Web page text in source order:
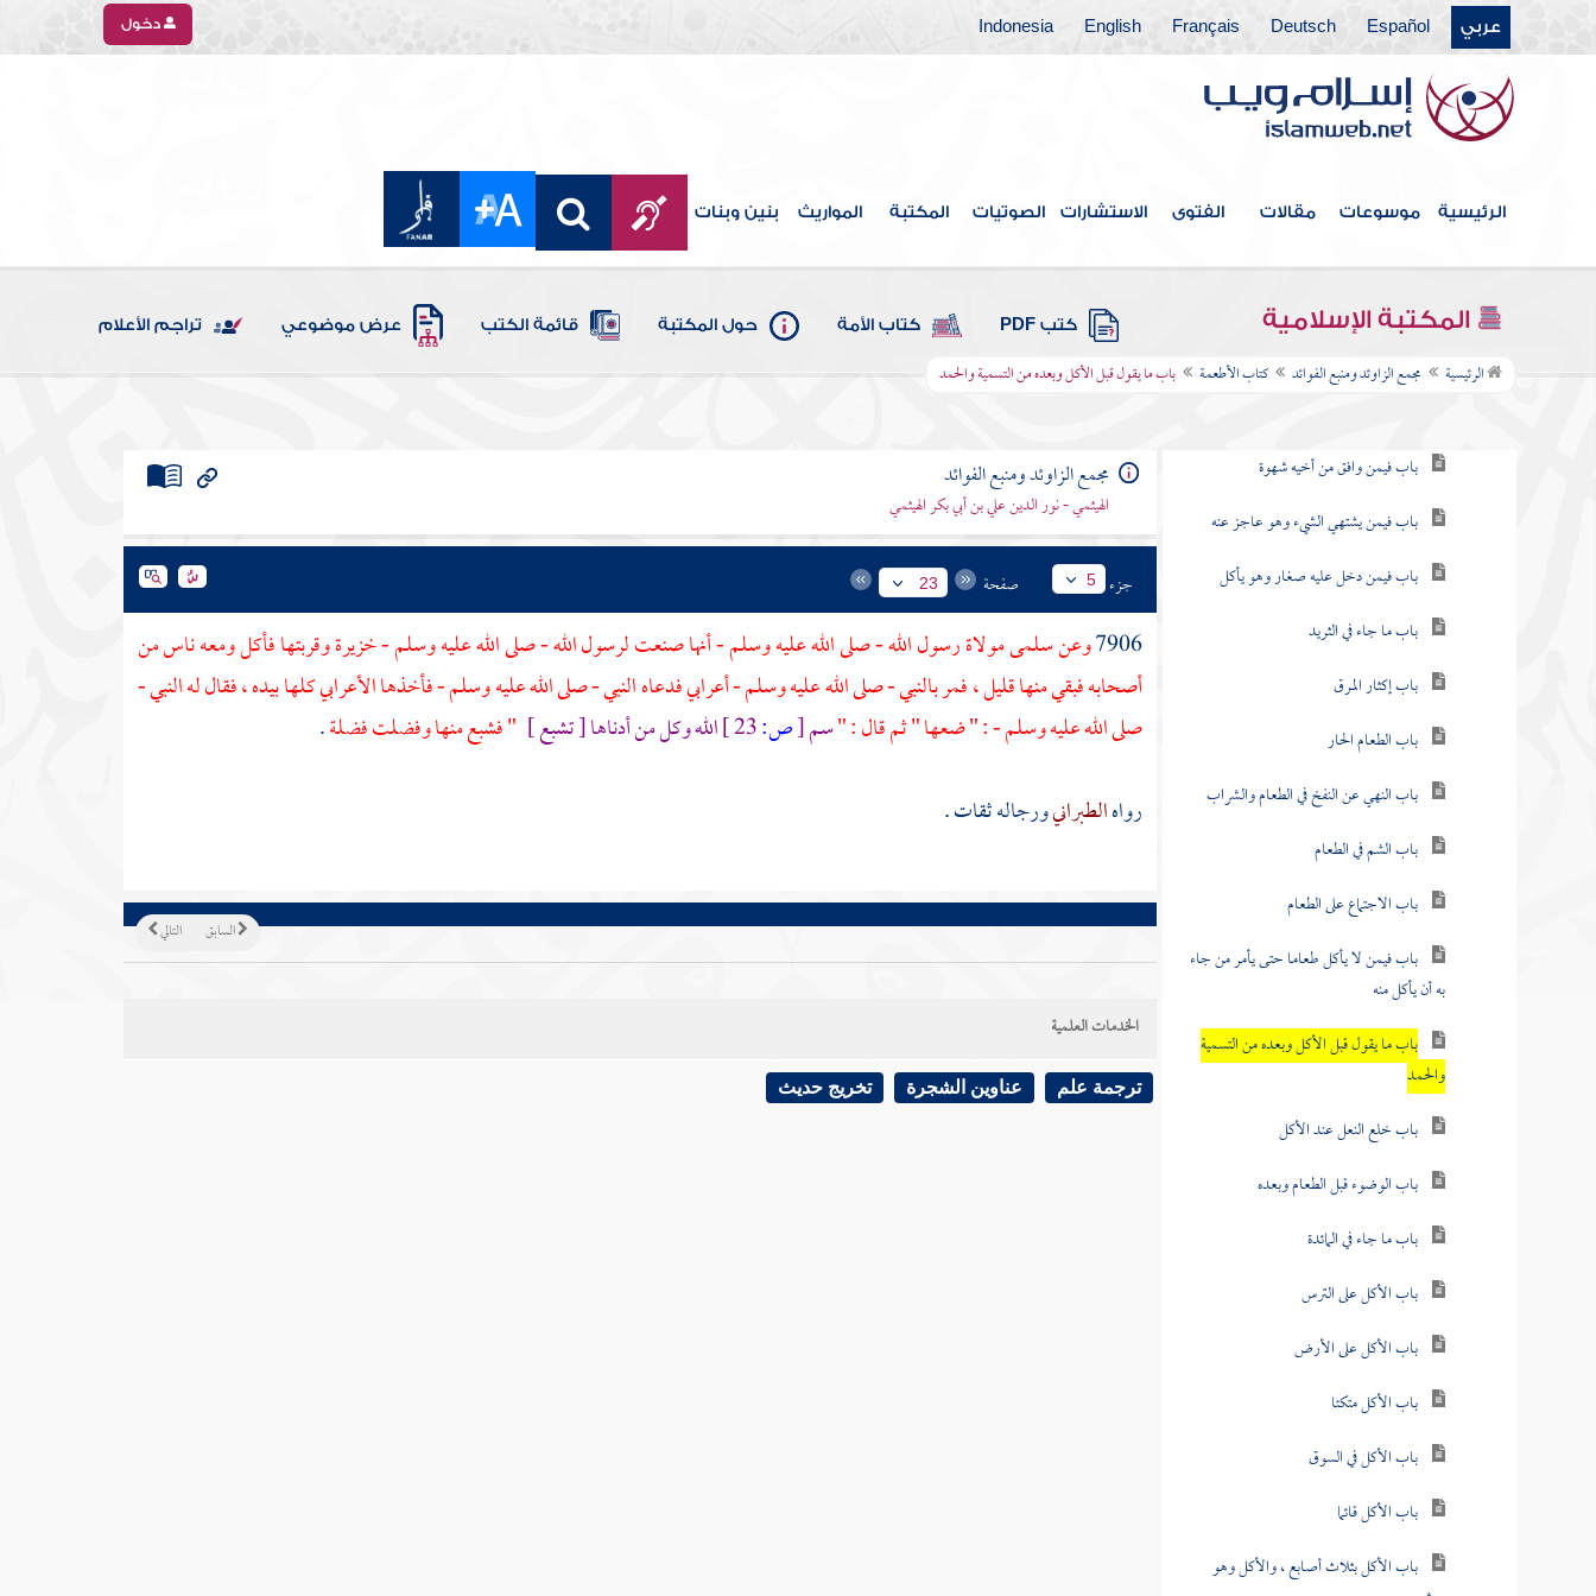
عربي Español
Deutsch
Français
English
Indonesia دخول
الرئيسية موسوعات مقالات الفتوى الاستشارات الصوتيات المكتبة المواريث بنين وبنات
المكتبة الإسلامية كتب PDF كتاب الأمة حول المكتبة قائمة الكتب عرض موضوعي تراجم الأعلام
الرئيسية مجمع الزاوئد ومنبع الفوائد كتاب الأطعمة باب ما يقول قبل الأكل وبعده من التسمية والحمد
كتاب الأحكام
كتاب الوصايا
كتاب الفرائض
كتاب العتق
كتاب النكاح
كتاب الطلاق
كتاب الأطعمة
باب فيمن وافق من أخيه شهوة
باب فيمن يشتهي الشيء وهو عاجز عنه
باب فيمن دخل عليه صغار وهو يأكل
باب ما جاء في الثريد
باب إكثار المرق
باب الطعام الحار
باب النهي عن النفخ في الطعام والشراب
باب الشم في الطعام
باب الاجتماع على الطعام
باب فيمن لا يأكل طعاما حتى يأمر من جاء
به أن يأكل منه
باب ما يقول قبل الأكل وبعده من التسمية
والحمد
باب خلع النعل عند الأكل
باب الوضوء قبل الطعام وبعده
باب ما جاء في المائدة
باب الأكل على الترس
باب الأكل على الأرض
باب الأكل متكئا
باب الأكل في السوق
باب الأكل قائما
باب الأكل بثلاث أصابع ، والأكل وهو
مجمع الزاوئد ومنبع الفوائد
الهيثمي - نور الدين علي بن أبي بكر الهيثمي
جزء 5 صفحة 23
7906وعنسلمى مولاة رسول الله- صلى الله عليه وسلم - أنها صنعت لرسول الله - صلى الله عليه وسلم - خزيرة وقربتها فأكل ومعه ناس من
أصحابه فبقي منها قليل ، فمر بالنبي - صلى الله عليه وسلم - أعرابي فدعاه النبي - صلى الله عليه وسلم - فأخذها الأعرابي كلها بيده ، فقال له النبي -
صلى الله عليه وسلم - : " ضعها " ثم قال : "سم[ص: الله وكل من أدناها [ تشبع ] " فشبع منها وفضلت فضلة.
رواهالطبرانيورجاله ثقات .
التالي السابق
الخدمات العلمية
ترجمة علم عناوين الشجرة تخريج حديث